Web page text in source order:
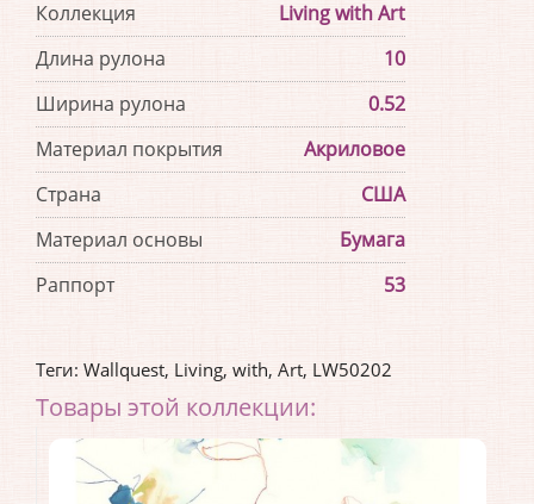
Коллекция
Living with Art
Длина рулона
10
Ширина рулона
0.52
Материал покрытия
Акриловое
Страна
США
Материал основы
Бумага
Раппорт
53
Теги: Wallquest, Living, with, Art, LW50202
Товары этой коллекции: